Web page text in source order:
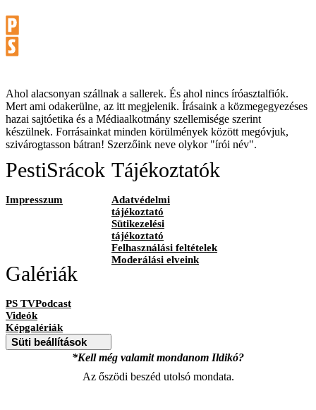
Ahol alacsonyan szállnak a sallerek. És ahol nincs íróasztalfiók.
Mert ami odakerülne, az itt megjelenik. Írásaink a közmegegyezéses
hazai sajtóetika és a Médiaalkotmány szellemisége szerint
készülnek. Forrásainkat minden körülmények között megóvjuk,
szivárogtasson bátran! Szerzőink neve olykor "írói név".
PestiSrácok
Impresszum
Tájékoztatók
Adatvédelmi
tájékoztató
Sütikezelési
tájékoztató
Felhasználási feltételek
Moderálási elveink
Galériák
PS TVPodcast
Videók
Képgalériák
Süti beállítások
*Kell még valamit mondanom Ildikó?
Az őszödi beszéd utolsó mondata.